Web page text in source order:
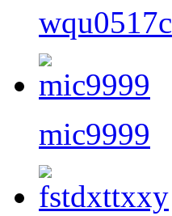
wqu0517c
mic9999